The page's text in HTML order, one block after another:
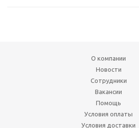
О компании
Новости
Сотрудники
Вакансии
Помощь
Условия оплаты
Условия доставки